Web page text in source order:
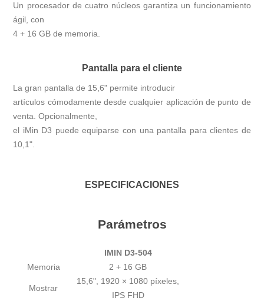
Un procesador de cuatro núcleos garantiza un funcionamiento
ágil, con
4 + 16 GB de memoria.
Pantalla para el cliente
La gran pantalla de 15,6" permite introducir
artículos cómodamente desde cualquier aplicación de punto de
venta. Opcionalmente,
el iMin D3 puede equiparse con una pantalla para clientes de
10,1".
ESPECIFICACIONES
Parámetros
IMIN D3-504
Memoria
2 + 16 GB
Mostrar
15,6", 1920 × 1080 píxeles,
IPS FHD